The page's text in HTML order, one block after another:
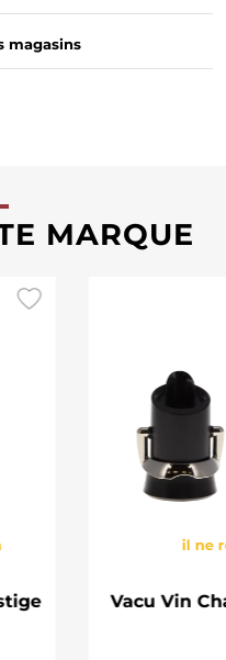
magasins
MARQUE
il ne
Vacu Vin